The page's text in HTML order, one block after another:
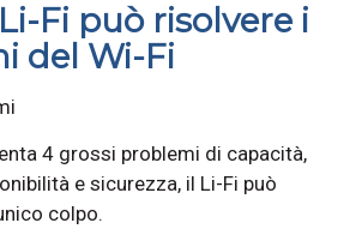
Fi può risolvere i
del Wi-Fi
4 grossi problemi di capacità,
e sicurezza, il Li-Fi può
colpo.